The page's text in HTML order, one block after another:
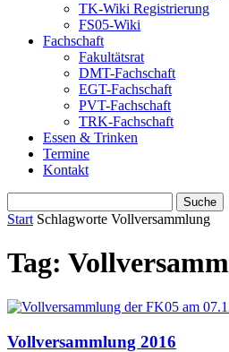
TK-Wiki Registrierung
FS05-Wiki
Fachschaft
Fakultätsrat
DMT-Fachschaft
EGT-Fachschaft
PVT-Fachschaft
TRK-Fachschaft
Essen & Trinken
Termine
Kontakt
Start Schlagworte Vollversammlung
Tag:
Vollversammlung 2016